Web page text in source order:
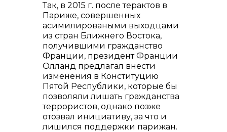
Так, в 2015 г. после терактов в
Париже, совершенных
асимилироваными выходцами
из стран Ближнего Востока,
получившими гражданство
Франции, президент Франции
Олланд предлагал внести
изменения в Конституцию
Пятой Республики, которые бы
позволяли лишать гражданства
террористов, однако позже
отозвал инициативу, за что и
лишился поддержки парижан.